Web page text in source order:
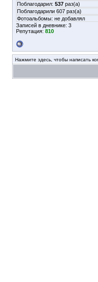
Поблагодарил: 537 раз(а)
Поблагодарили 607 раз(а)
Фотоальбомы: не добавлял
Записей в дневнике: 3
Репутация: 810
Нажмите здесь, чтобы написать